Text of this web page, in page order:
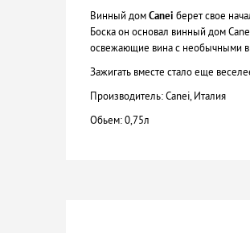
Винный домCanei берет свое
Боска он основал винный дом
освежающие вина с необычными
Зажигать вместе стало еще
Производитель: Canei, Италия
Обьем: 0,75л